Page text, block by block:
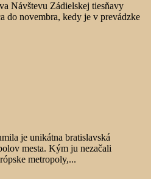
Návštevu Zádielskej tiesňavy
do novembra, kedy je v prevádzke
je unikátna bratislavská
mesta. Kým ju nezačali
metropoly,...